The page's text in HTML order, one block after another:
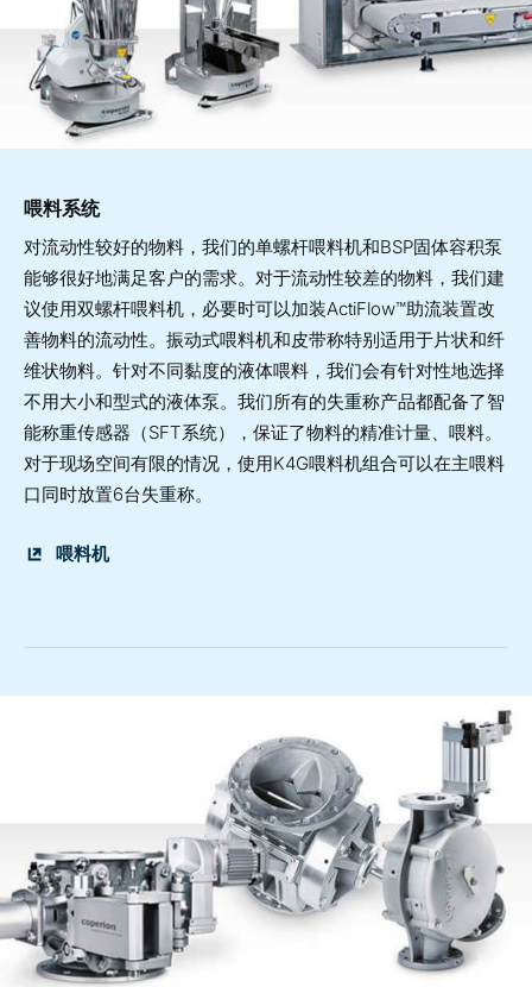
喂料系统
对流动性较好的物料，我们的单螺杆喂料机和BSP固体容积泵
能够很好地满足客户的需求。对于流动性较差的物料，我们建
议使用双螺杆喂料机，必要时可以加装ActiFlow™助流装置改
善物料的流动性。振动式喂料机和皮带称特别适用于片状和纤
维状物料。针对不同黏度的液体喂料，我们会有针对性地选择
不用大小和型式的液体泵。我们所有的失重称产品都配备了智
能称重传感器（SFT系统），保证了物料的精准计量、喂料。
对于现场空间有限的情况，使用K4G喂料机组合可以在主喂料
口同时放置6台失重称。
喂料机